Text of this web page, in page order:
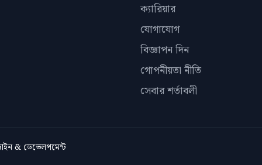
ক্যারিয়ার
যোগাযোগ
বিজ্ঞাপন দিন
গোপনীয়তা নীতি
সেবার শর্তাবলী
& ডেভেলপমেন্ট